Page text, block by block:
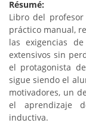
Résumé:
Libro del profesor
práctico manual,
las exigencias
extensivos sin
el protagonista
sigue siendo el
motivadores, un
el aprendizaje
inductiva.